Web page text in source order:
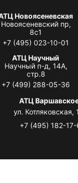
Новоясеневская
Новоясеневский пр,
8с1
+7 (495) 023-10-01
АТЦ Научный
Научный п-д, 14А,
стр.8
+7 (499) 288-05-36
АТЦ
ул. Котляковская,
+7 (495) 182-